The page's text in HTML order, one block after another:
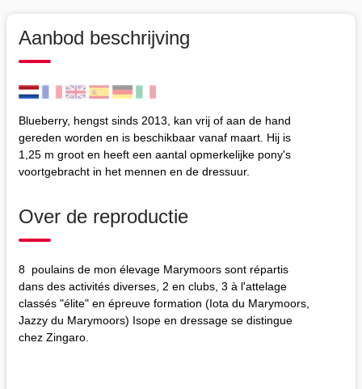
Aanbod beschrijving
Blueberry, hengst sinds 2013, kan vrij of aan de hand
gereden worden en is beschikbaar vanaf maart. Hij is
1,25 m groot en heeft een aantal opmerkelijke pony's
voortgebracht in het mennen en de dressuur.
Over de reproductie
8 poulains de mon élevage Marymoors sont répartis
dans des activités diverses, 2 en clubs, 3 à l'attelage
classés "élite" en épreuve formation (Iota du Marymoors,
Jazzy du Marymoors) Isope en dressage se distingue
chez Zingaro.